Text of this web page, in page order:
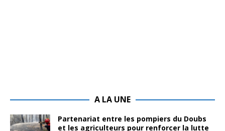
A LA UNE
Partenariat entre les pompiers du Doubs
et les agriculteurs pour renforcer la lutte